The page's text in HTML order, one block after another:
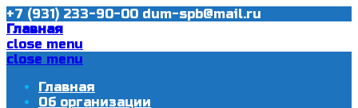
+7 (931) 233-90-00 dum-spb@mail.ru
Главная
close menu
close menu
Главная
Об организации